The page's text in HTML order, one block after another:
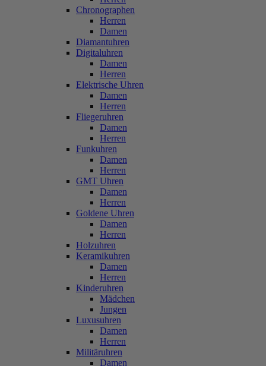
Chronographen
Herren
Damen
Diamantuhren
Digitaluhren
Damen
Herren
Elektrische Uhren
Damen
Herren
Fliegeruhren
Damen
Herren
Funkuhren
Damen
Herren
GMT Uhren
Damen
Herren
Goldene Uhren
Damen
Herren
Holzuhren
Keramikuhren
Damen
Herren
Kinderuhren
Mädchen
Jungen
Luxusuhren
Damen
Herren
Militäruhren
Damen